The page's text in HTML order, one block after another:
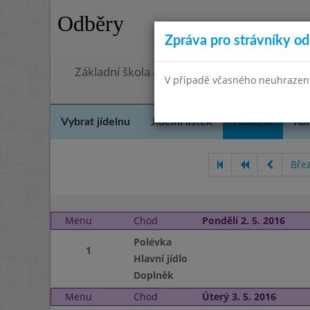
Odběry
Základní škola a Mateřská škola, Praha 4,
Vybrat jídelnu Jídelní lístek Historie
Menu Chod Pondělí 2. 5. 2016
1
Polévka
Hlavní jídlo
Doplněk
Menu
Chod Úterý 3. 5. 2016
Zpráva pro strávníky
V případě včasného